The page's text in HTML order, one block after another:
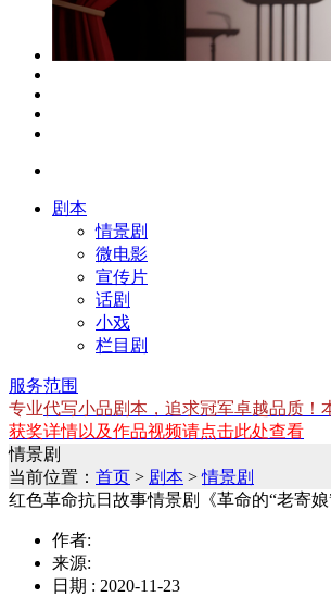
剧本
情景剧
微电影
宣传片
话剧
小戏
栏目剧
服务范围
专业代写小品剧本，追求冠军卓越品质！
获奖详情以及作品视频请点击此处查看
情景剧
当前位置： 首页 > 剧本 >情景剧
红色革命抗日故事情景剧《革命的“老寄娘”
作者:
来源:
日期 : 2020-11-23